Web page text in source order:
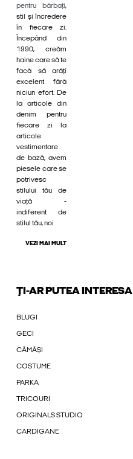
pentru bărbați,
stil și încredere
în fiecare zi.
Începând din
1990, creăm
haine care să te
facă să arăți
excelent fără
niciun efort. De
la articole din
denim pentru
fiecare zi la
articole
vestimentare
de bază, avem
piesele care se
potrivesc
stilului tău de
viață -
indiferent de
stilul tău, noi
VEZI MAI MULT
ȚI-AR PUTEA INTERESA
BLUGI
GECI
CĂMĂȘI
COSTUME
PARKA
TRICOURI
ORIGINALS STUDIO
CARDIGANE